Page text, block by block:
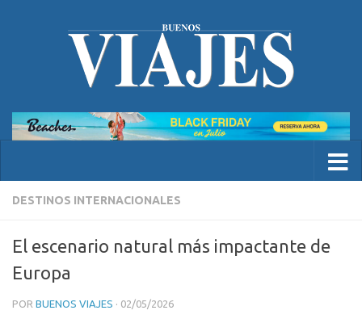
DESTINOS INTERNACIONALES
El escenario natural más impactante de
Europa
POR BUENOS VIAJES · 02/05/2026